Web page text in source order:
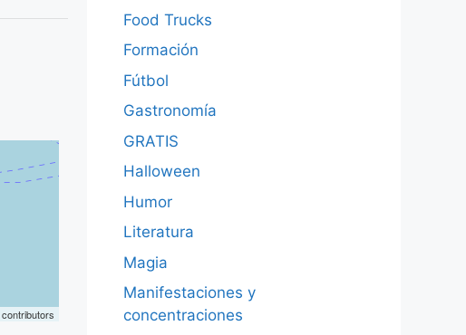
contributors
Food Trucks
Formación
Fútbol
Gastronomía
GRATIS
Halloween
Humor
Literatura
Magia
Manifestaciones y
concentraciones